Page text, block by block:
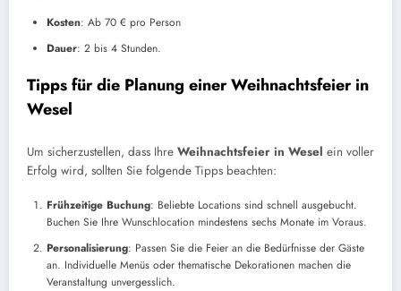
Kosten: Ab 70 € pro Person
Dauer: 2 bis 4 Stunden.
Tipps für die Planung einer Weihnachtsfeier in
Wesel
Um sicherzustellen, dass Ihre Weihnachtsfeier in Wesel ein voller
Erfolg wird, sollten Sie folgende Tipps beachten:
Frühzeitige Buchung: Beliebte Locations sind schnell ausgebucht.
Buchen Sie Ihre Wunschlocation mindestens sechs Monate im Voraus.
Personalisierung: Passen Sie die Feier an die Bedürfnisse der Gäste
an. Individuelle Menüs oder thematische Dekorationen machen die
Veranstaltung unvergesslich.